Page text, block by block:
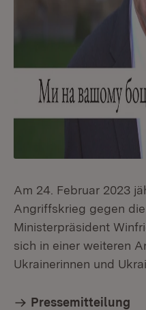
Am 24. Februar 2023
Angriffskrieg gegen die
Ministerpräsident
sich in einer weiteren
Ukrainerinnen und
Pressemitteilung